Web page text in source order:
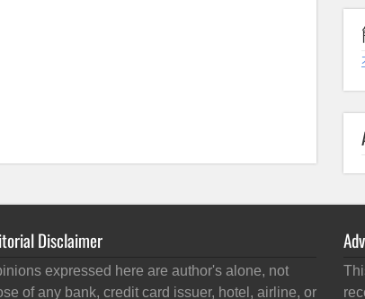
Disclaimer
expressed here are author's alone, not
of any bank, credit card issuer, hotel, airline, or